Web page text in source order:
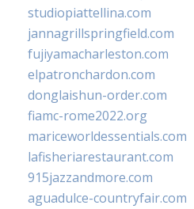
studiopiattellina.com
jannagrillspringfield.com
fujiyamacharleston.com
elpatronchardon.com
donglaishun-order.com
fiamc-rome2022.org
mariceworldessentials.com
lafisheriarestaurant.com
915jazzandmore.com
aguadulce-countryfair.com